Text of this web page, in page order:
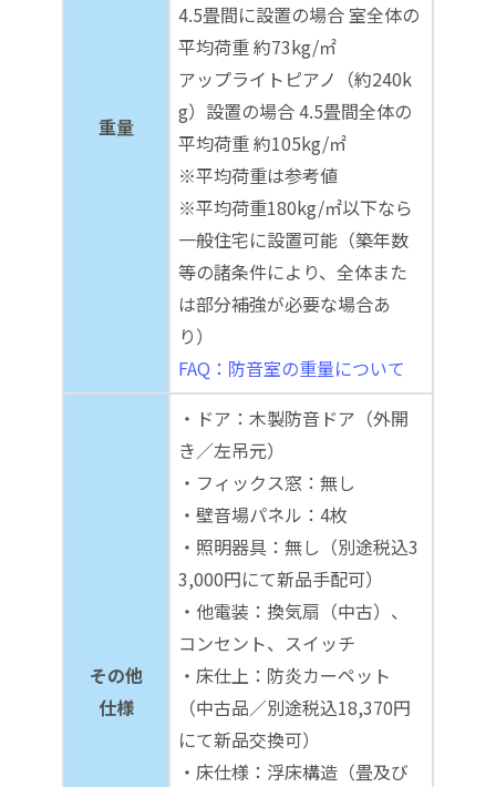
重量
4.5畳間に設置の場合 室全体の
平均荷重 約73kg/㎡
アップライトピアノ（約240k
g）設置の場合 4.5畳間全体の
平均荷重 約105kg/㎡
※平均荷重は参考値
※平均荷重180kg/㎡以下なら
一般住宅に設置可能（築年数
等の諸条件により、全体また
は部分補強が必要な場合あ
り）
FAQ：防音室の重量について
その他
仕様
・ドア：木製防音ドア（外開
き／左吊元）
・フィックス窓：無し
・壁音場パネル：4枚
・照明器具：無し（別途税込3
3,000円にて新品手配可）
・他電装：換気扇（中古）、
コンセント、スイッチ
・床仕上：防炎カーペット
（中古品／別途税込18,370円
にて新品交換可）
・床仕様：浮床構造（畳及び